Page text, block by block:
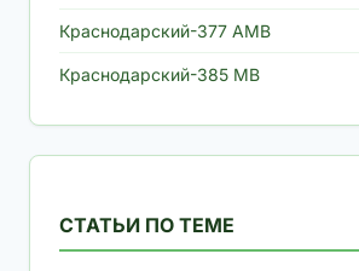
Краснодарский-377 АМВ
Краснодарский-385 МВ
СТАТЬИ ПО ТЕМЕ